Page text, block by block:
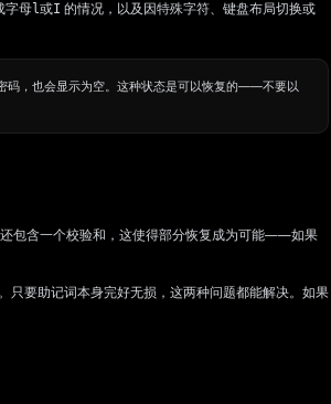
字母l或I 的情况，以及因特殊字符、键盘布局切换或
码，也会显示为空。这种状态是可以恢复的——不要以
包含一个校验和，这使得部分恢复成为可能——如果
只要助记词本身完好无损，这两种问题都能解决。如果